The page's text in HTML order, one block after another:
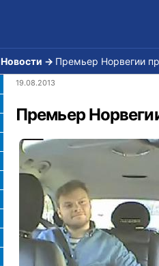
Новости → Премьер Норвегии
19.08.2013
Премьер